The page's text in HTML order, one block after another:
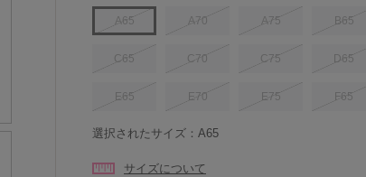
A65 A70 A75 B65
C65 C70 C75 D65
E65 E70 E75 F65
選択されたサイズ：A65
サイズについて